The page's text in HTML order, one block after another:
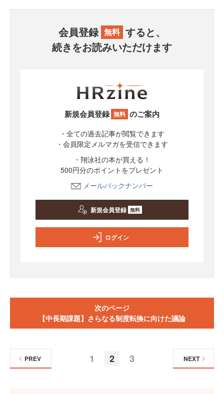
会員登録 無料 すると、
続きをお読みいただけます
新規会員登録 無料 のご案内
・全ての過去記事が閲覧できます
・会員限定メルマガを受信できます
・翔泳社の本が買える！
500円分のポイントをプレゼント
メールバックナンバー
新規会員登録 無料
ログイン
次のページ
【中長期課題】さらなる制度転換に向けた議論
1 2 3
PREV NEXT